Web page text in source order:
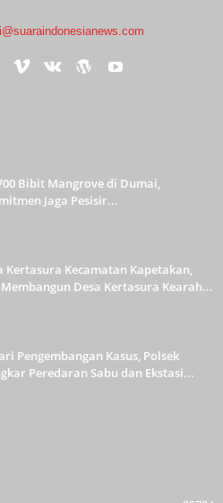
Bibit Mangrove di Dumai,
Jaga Pesisir...
Kertasura Kecamatan Kapetakan,
Desa Kertasura Kearah...
Pengembangan Kasus, Polsek
Peredaran Sabu dan Ekstasi...